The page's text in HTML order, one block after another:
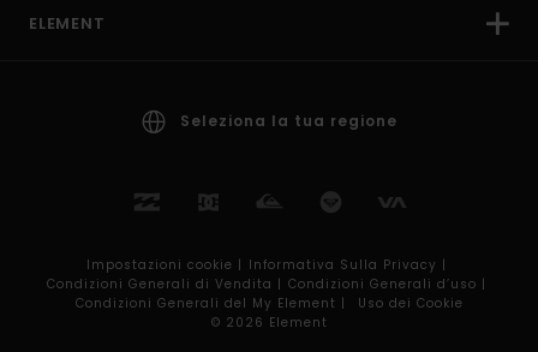
ELEMENT
Seleziona la tua regione
Impostazioni cookie | Informativa Sulla Privacy |
Condizioni Generali di Vendita | Condizioni Generali d’uso |
Condizioni Generali del My Element |
Uso dei Cookie
© 2026 Element